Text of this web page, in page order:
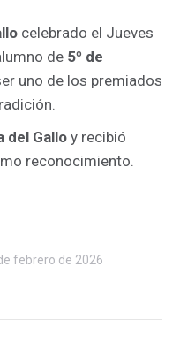
celebrado el Jueves
de 5º de
uno de los premiados
del Gallo y recibió
reconocimiento.
febrero de 2026